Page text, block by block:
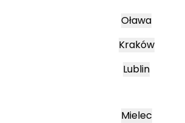
Oława
Kraków
Lublin
Mielec